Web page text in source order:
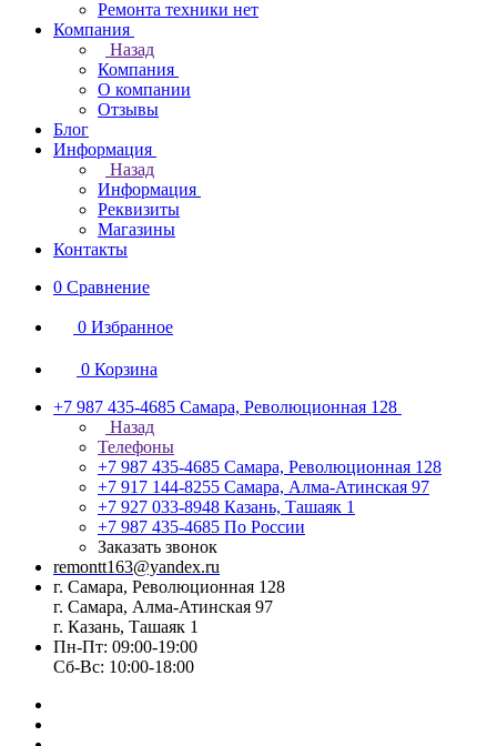
Ремонта техники нет
Компания
Назад
Компания
О компании
Отзывы
Блог
Информация
Назад
Информация
Реквизиты
Магазины
Контакты
0 Сравнение
0 Избранное
0 Корзина
+7 987 435-4685 Самара, Революционная 128
Назад
Телефоны
+7 987 435-4685 Самара, Революционная 128
+7 917 144-8255 Самара, Алма-Атинская 97
+7 927 033-8948 Казань, Ташаяк 1
+7 987 435-4685 По России
Заказать звонок
remontt163@yandex.ru
г. Самара, Революционная 128
г. Самара, Алма-Атинская 97
г. Казань, Ташаяк 1
Пн-Пт: 09:00-19:00
Сб-Вс: 10:00-18:00